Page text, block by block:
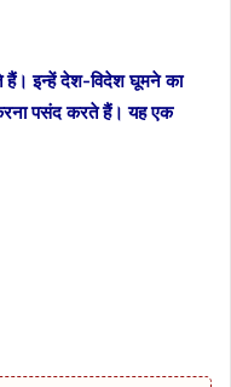
हैं। इन्हें देश-विदेश घूमने का
पसंद करते हैं। यह एक